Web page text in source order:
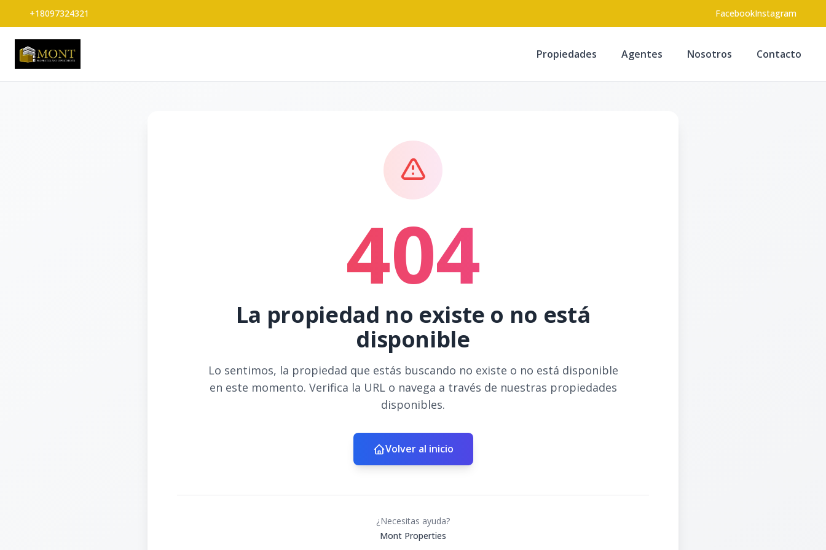
+18097324321 FacebookInstagram
Propiedades Agentes Nosotros Contacto
404
La propiedad no existe o no está
disponible
Lo sentimos, la propiedad que estás buscando no existe o no está disponible
en este momento. Verifica la URL o navega a través de nuestras propiedades
disponibles.
Volver al inicio
¿Necesitas ayuda?
Mont Properties